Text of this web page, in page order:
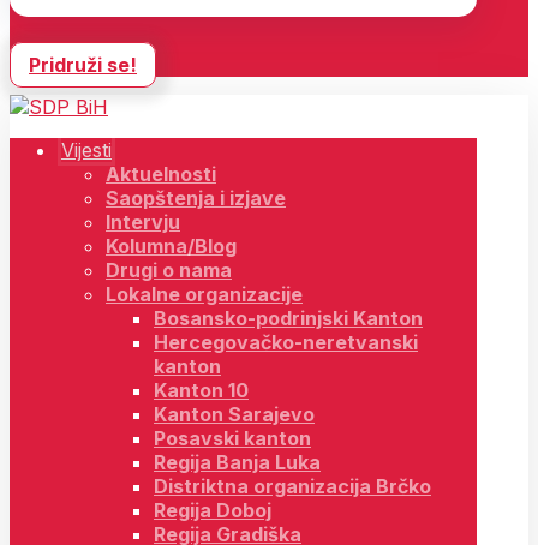
Pridruži se!
Vijesti
Aktuelnosti
Saopštenja i izjave
Intervju
Kolumna/Blog
Drugi o nama
Lokalne organizacije
Bosansko-podrinjski Kanton
Hercegovačko-neretvanski
kanton
Kanton 10
Kanton Sarajevo
Posavski kanton
Regija Banja Luka
Distriktna organizacija Brčko
Regija Doboj
Regija Gradiška